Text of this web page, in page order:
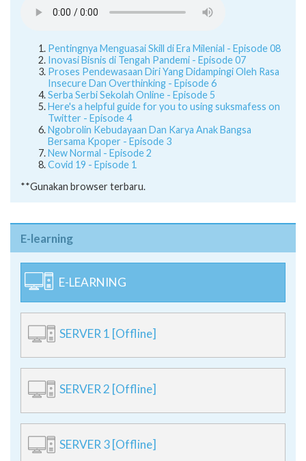
Pentingnya Menguasai Skill di Era Milenial - Episode 08
Inovasi Bisnis di Tengah Pandemi - Episode 07
Proses Pendewasaan Diri Yang Didampingi Oleh Rasa
Insecure Dan Overthinking - Episode 6
Serba Serbi Sekolah Online - Episode 5
Here's a helpful guide for you to using suksmafess on
Twitter - Episode 4
Ngobrolin Kebudayaan Dan Karya Anak Bangsa
Bersama Kpoper - Episode 3
New Normal - Episode 2
Covid 19 - Episode 1
**Gunakan browser terbaru.
E-learning
E-LEARNING
SERVER 1 [Offline]
SERVER 2 [Offline]
SERVER 3 [Offline]